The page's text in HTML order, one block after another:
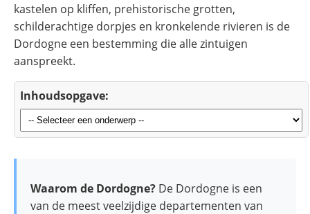
kastelen op kliffen, prehistorische grotten,
schilderachtige dorpjes en kronkelende rivieren is de
Dordogne een bestemming die alle zintuigen
aanspreekt.
Inhoudsopgave:
Waarom de Dordogne? De Dordogne is een
van de meest veelzijdige departementen van